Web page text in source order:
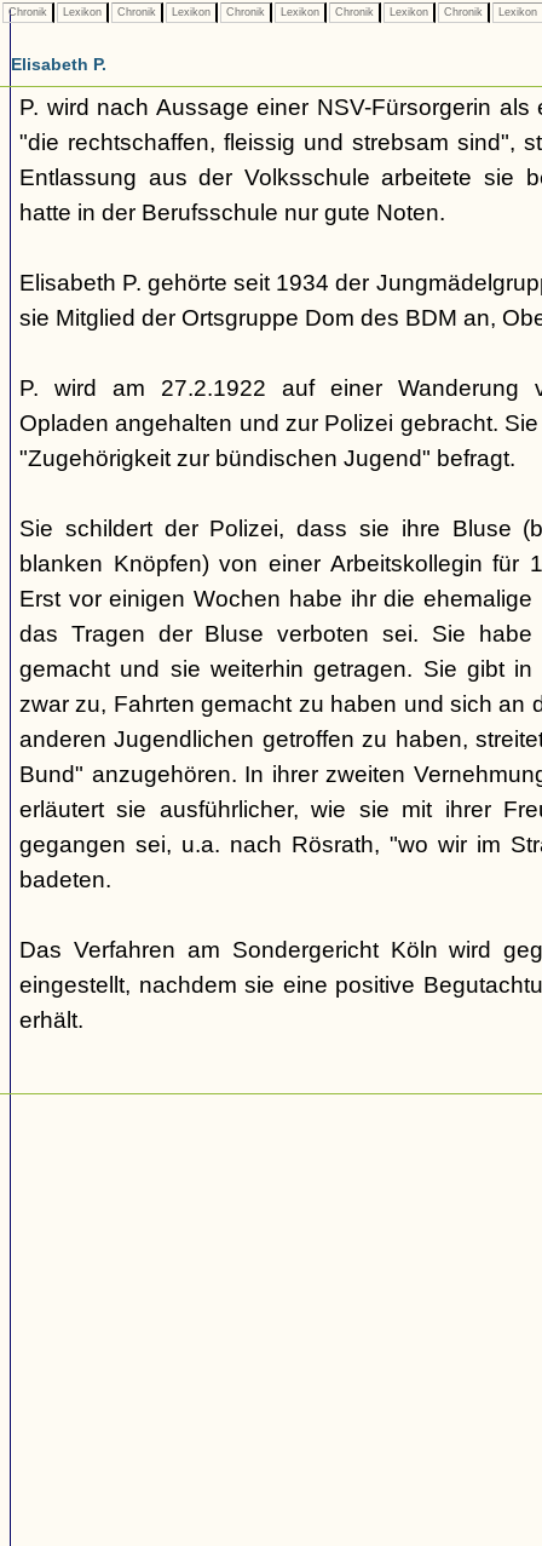
Chronik Lexikon Chronik Lexikon Chronik Lexikon Chronik Lexikon Chronik Lexikon
Elisabeth P.
P. wird nach Aussage einer NSV-Fürsorgerin als
"die rechtschaffen, fleissig und strebsam sind",
Entlassung aus der Volksschule arbeitete sie
hatte in der Berufsschule nur gute Noten.
Elisabeth P. gehörte seit 1934 der
sie Mitglied der Ortsgruppe Dom des BDM an,
P. wird am 27.2.1922 auf einer Wanderung
Opladen angehalten und zur Polizei gebracht.
"Zugehörigkeit zur bündischen Jugend" befragt.
Sie schildert der Polizei, dass sie ihre Bluse
blanken Knöpfen) von einer Arbeitskollegin für
Erst vor einigen Wochen habe ihr die ehemalige
das Tragen der Bluse verboten sei. Sie
gemacht und sie weiterhin getragen. Sie gibt in
zwar zu, Fahrten gemacht zu haben und sich an
anderen Jugendlichen getroffen zu haben,
Bund" anzugehören. In ihrer zweiten
erläutert sie ausführlicher, wie sie mit ihrer
gegangen sei, u.a. nach Rösrath, "wo wir im
badeten.
Das Verfahren am Sondergericht Köln wird
eingestellt, nachdem sie eine positive
erhält.